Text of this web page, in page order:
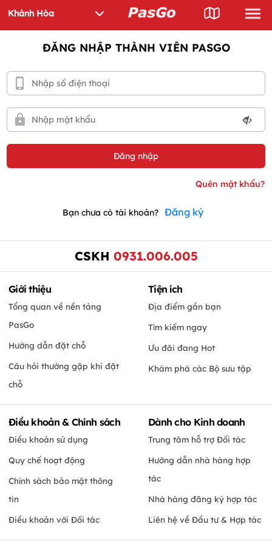
ĐĂNG NHẬP THÀNH VIÊN PASGO
Bạn chưa có tài khoản? Đăng ký
CSKH 0931.006.005
Giới thiệu
Tổng quan về nền tảng
PasGo
Hướng dẫn đặt chỗ
Câu hỏi thường gặp khi đặt
chỗ
Tiện ích
Địa điểm gần bạn
Tìm kiếm ngay
Ưu đãi đang Hot
Khám phá các Bộ sưu tập
Điều khoản & Chính sách
Điều khoản sử dụng
Quy chế hoạt động
Chính sách bảo mật thông
tin
Điều khoản với Đối tác
Dành cho Kinh doanh
Trung tâm hỗ trợ Đối tác
Hướng dẫn nhà hàng hợp
tác
Nhà hàng đăng ký hợp tác
Liên hệ về Đầu tư & Hợp tác